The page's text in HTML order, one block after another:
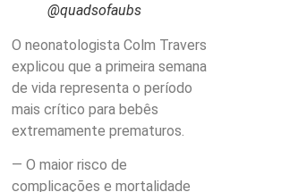
@quadsofaubs
O neonatologista Colm Travers
explicou que a primeira semana
de vida representa o período
mais crítico para bebês
extremamente prematuros.
— O maior risco de
complicações e mortalidade